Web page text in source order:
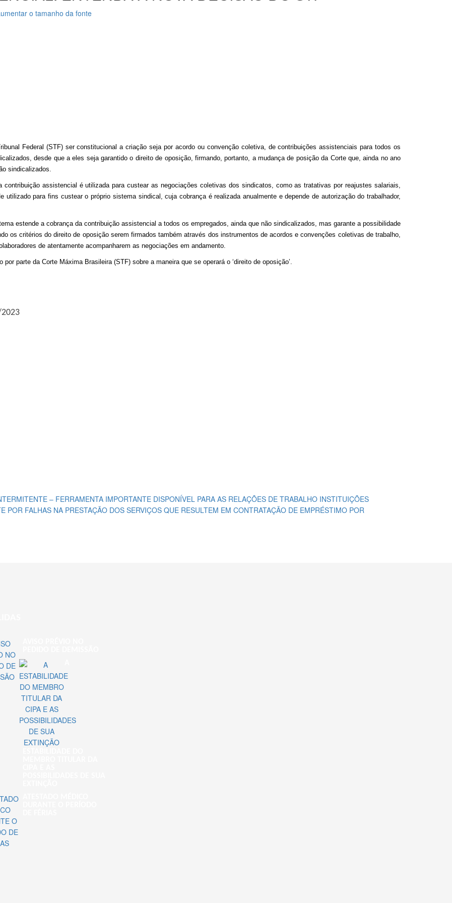
o tamanho da fonte
Federal (STF) ser constitucional a criação seja por acordo ou convenção coletiva, de contribuições assistenciais para todos os
desde que a eles seja garantido o direito de oposição, firmando, portanto, a mudança de posição da Corte que, ainda no ano
sindicalizados.
contribuição assistencial é utilizada para custear as negociações coletivas dos sindicatos, como as tratativas por reajustes salariais,
para fins custear o próprio sistema sindical, cuja cobrança é realizada anualmente e depende de autorização do trabalhador,
estende a cobrança da contribuição assistencial a todos os empregados, ainda que não sindicalizados, mas garante a possibilidade
os critérios do direito de oposição serem firmados também através dos instrumentos de acordos e convenções coletivas de trabalho,
de atentamente acompanharem as negociações em andamento.
parte da Corte Máxima Brasileira (STF) sobre a maneira que se operará o ‘direito de oposição’.
– FERRAMENTA IMPORTANTE DISPONÍVEL PARA AS RELAÇÕES DE TRABALHO INSTITUIÇÕES
POR FALHAS NA PRESTAÇÃO DOS SERVIÇOS QUE RESULTEM EM CONTRATAÇÃO DE EMPRÉSTIMO POR